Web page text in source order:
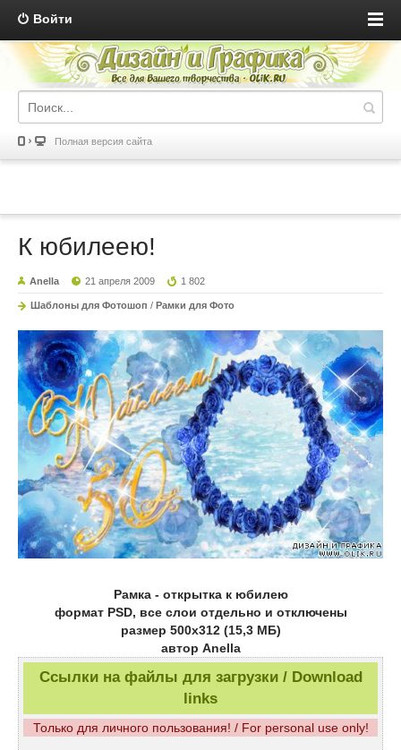
Войти
Полная версия сайта
К юбилеею!
Anella 21 апреля 2009 1 802
Шаблоны для Фотошоп / Рамки для Фото
Рамка - открытка к юбилею
формат PSD, все слои отдельно и отключены
размер 500x312 (15,3 МБ)
автор Anella
Ссылки на файлы для загрузки / Download
links
Только для личного пользования! / For personal use only!